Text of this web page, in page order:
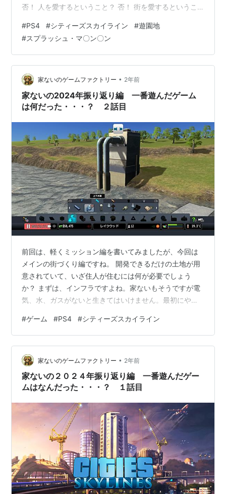
否！ 人を愛するということ？ 否！ 街を愛するというこ
路、インフラ、交通、エブリシングにマニーかかるので
す。市民から得たマニーで整備していかなければなりま
せん。 なので、今回は・・・・・ 遊園地について語りま
す(マジかこいつ)。シティーズスカイラインは自分で遊園
地を作ることができます。上記の遊園地どうですか？な
かなかいいでしょぉー？ 子供がぐず…
#PS4 #シティーズスカイライン #遊園地
#スプラッシュ・マ〇ン〇ン
家ないのゲームファクトリー • 2年前
家ないの2024年振り返り編 一番遊んだゲーム
は何だった・・・？ ２話目
前回は、軽くミッション編を書いてみましたが、今回は
メインの街づくり編ですね。 開発できるだけの土地が用
意されていて、いざ住人が住むには何が必要でしょう
か？ まずは、インフラですよね。家ないもそうですが電
気、水、ガスがないと生きてはいけません。最初にやる
川から汲みあげて住人に提供します。もちろん、生活で
使っていくわけでその水を下水として放出しなければな
りません。 しかし序盤は、住人がいないため税金も集め
られず、資金不足なため、ろ過施設等を建設できるわけ
でもなく、汚水を川に放出するしかない・・・・ まぁ、
それで川は汚れるけど仕方ない。綺麗事は言え…
#ゲーム #PS4 #シティーズスカイライン
家ないのゲームファクトリー • 2年前
家ないの２０２４年振り返り編 一番遊んだゲー
ムはなんだった・・・？ １話目